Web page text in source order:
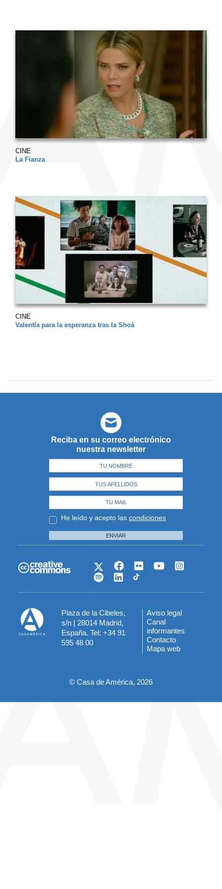
CINE
La Fianza
CINE
Valentía para la esperanza tras la Shoá
Reciba en su correo electrónico
nuestra newsletter
He leído y acepto las condiciones
ENVIAR
Plaza de la Cibeles,
s/n | 28014 Madrid,
España. Tel: +34 91
595 48 00
Menú
del
pie
Aviso legal
Canal
informantes
Contacto
Mapa web
© Casa de América, 2026